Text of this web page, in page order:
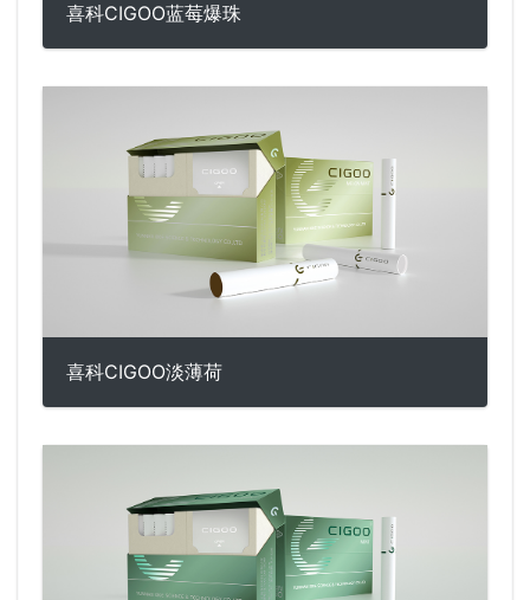
喜科CIGOO蓝莓爆珠
喜科CIGOO淡薄荷